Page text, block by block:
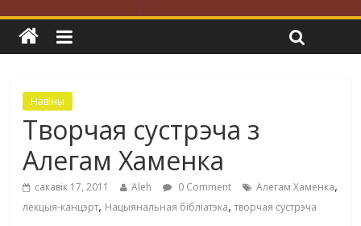
Навіны
Творчая сустрэча з
Алегам Хаменка
сакавік 17, 2011 Aleh 0 Comment Алегам Хаменка,
лекцыя-канцэрт, Нацыянальная бібліатэка,творчая сустрэча